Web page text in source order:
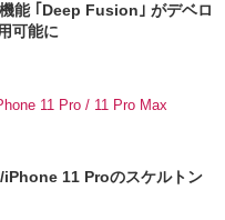
能 ｢Deep Fusion｣ がデベロ
可能に
11 Pro / 11 Pro Max
11 Proのスケルトン